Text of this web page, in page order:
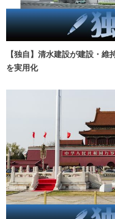
【独自】清水建設が建設・
を実用化